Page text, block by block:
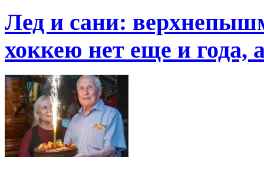
Лед и сани:
хоккею нет еще и года,